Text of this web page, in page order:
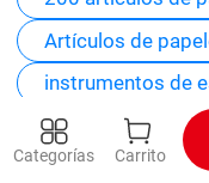
Artículos de
instrumentos de
Artículos de
productos de
Categorías Carrito